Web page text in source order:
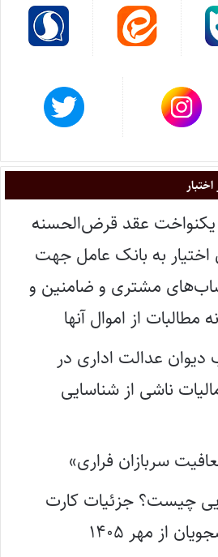
ماده ۹ فُرم یکنواخت عقد قرض‌الحسنه
به بانک عامل جهت
مشتری و ضامنین و
مطالبات از اموال آنها
عدالت اداری در
ناشی از شناسایی
سربازان فراری»
چیست؟ جزئیات کارت
از مهر ۱۴۰۵